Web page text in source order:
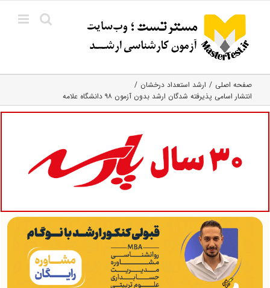
content
صفحه اصلی
ارشد استعداد درخشان
انتشار اسامی پذیرفته شدگان ارشد بدون آزمون ۹۸ دانشگاه علامه